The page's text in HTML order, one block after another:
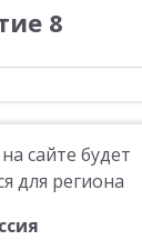
8
сайте будет
для региона
Корпорации
и